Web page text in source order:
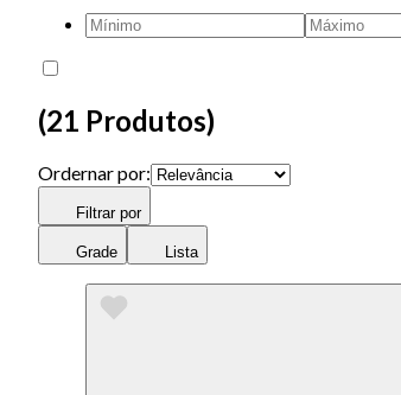
(21 Produtos)
Ordernar por:
Filtrar por
Grade Lista